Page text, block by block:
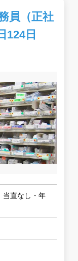
員（正社
124日
当直なし・年